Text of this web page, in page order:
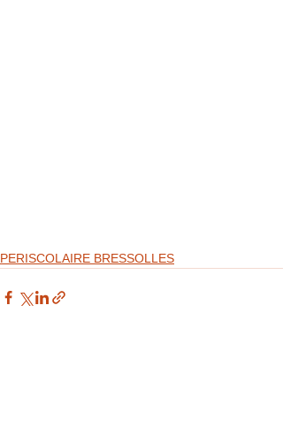
PERISCOLAIRE BRESSOLLES